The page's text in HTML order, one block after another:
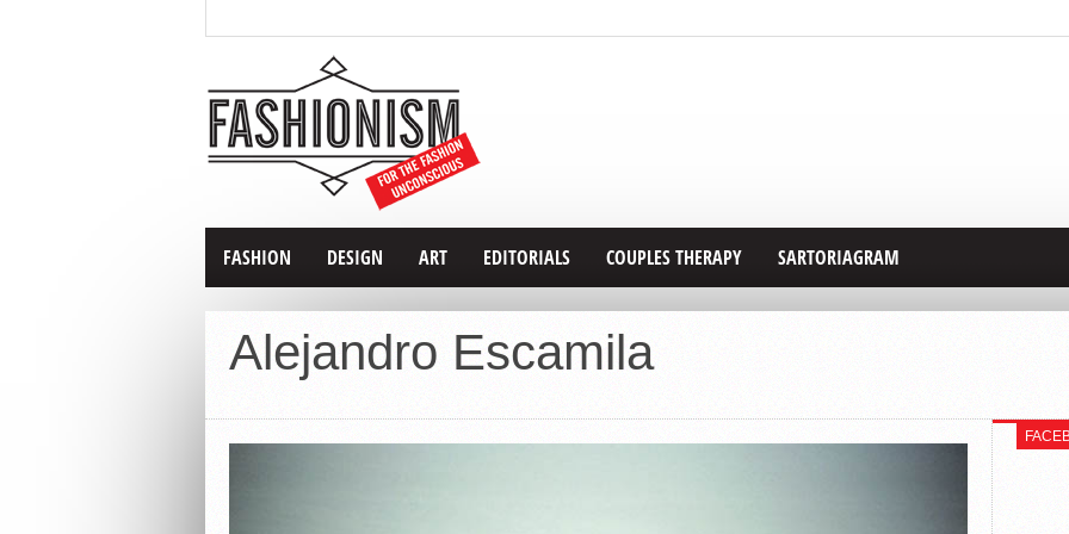
FASHION DESIGN ART EDITORIALS COUPLES THERAPY SARTORIAGRAM
Alejandro Escamila